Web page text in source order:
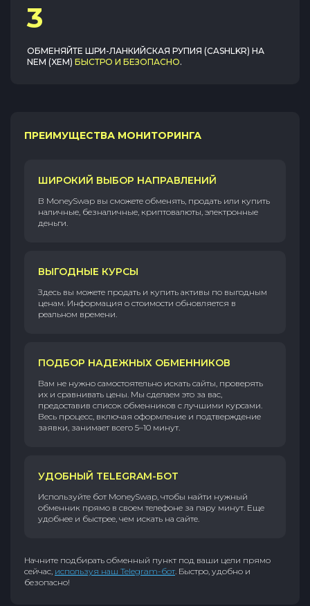
3
ОБМЕНЯЙТЕ ШРИ-ЛАНКИЙСКАЯ РУПИЯ (CASHLKR) НА
NEM (XEM) БЫСТРО И БЕЗОПАСНО.
ПРЕИМУЩЕСТВА МОНИТОРИНГА
ШИРОКИЙ ВЫБОР НАПРАВЛЕНИЙ
В MoneySwap вы сможете обменять, продать или купить
наличные, безналичные, криптовалюты, электронные
деньги.
ВЫГОДНЫЕ КУРСЫ
Здесь вы можете продать и купить активы по выгодным
ценам. Информация о стоимости обновляется в
реальном времени.
ПОДБОР НАДЕЖНЫХ ОБМЕННИКОВ
Вам не нужно самостоятельно искать сайты, проверять
их и сравнивать цены. Мы сделаем это за вас,
предоставив список обменников с лучшими курсами.
Весь процесс, включая оформление и подтверждение
заявки, занимает всего 5–10 минут.
УДОБНЫЙ TELEGRAM-БОТ
Используйте бот MoneySwap, чтобы найти нужный
обменник прямо в своем телефоне за пару минут. Еще
удобнее и быстрее, чем искать на сайте.
Начните подбирать обменный пункт под ваши цели прямо
сейчас, используя наш Telegram-бот. Быстро, удобно и
безопасно!